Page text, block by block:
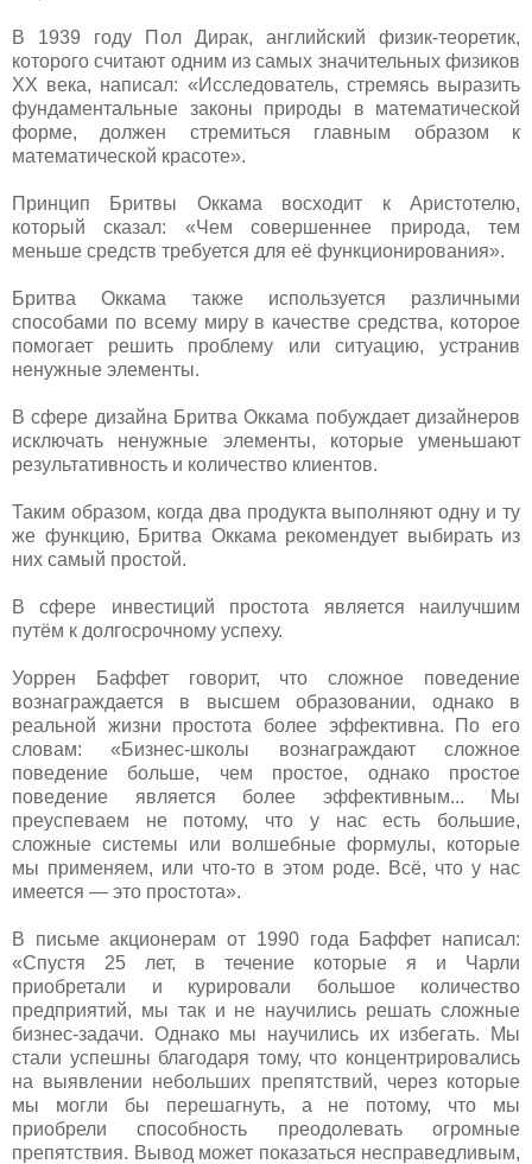
В 1939 году Пол Дирак, английский физик-теоретик,
которого считают одним из самых значительных физиков
ХХ века, написал: «Исследователь, стремясь выразить
фундаментальные законы природы в математической
форме, должен стремиться главным образом к
математической красоте».
Принцип Бритвы Оккама восходит к Аристотелю,
который сказал: «Чем совершеннее природа, тем
меньше средств требуется для её функционирования».
Бритва Оккама также используется различными
способами по всему миру в качестве средства, которое
помогает решить проблему или ситуацию, устранив
ненужные элементы.
В сфере дизайна Бритва Оккама побуждает дизайнеров
исключать ненужные элементы, которые уменьшают
результативность и количество клиентов.
Таким образом, когда два продукта выполняют одну и ту
же функцию, Бритва Оккама рекомендует выбирать из
них самый простой.
В сфере инвестиций простота является наилучшим
путём к долгосрочному успеху.
Уоррен Баффет говорит, что сложное поведение
вознаграждается в высшем образовании, однако в
реальной жизни простота более эффективна. По его
словам: «Бизнес-школы вознаграждают сложное
поведение больше, чем простое, однако простое
поведение является более эффективным... Мы
преуспеваем не потому, что у нас есть большие,
сложные системы или волшебные формулы, которые
мы применяем, или что-то в этом роде. Всё, что у нас
имеется — это простота».
В письме акционерам от 1990 года Баффет написал:
«Спустя 25 лет, в течение которые я и Чарли
приобретали и курировали большое количество
предприятий, мы так и не научились решать сложные
бизнес-задачи. Однако мы научились их избегать. Мы
стали успешны благодаря тому, что концентрировались
на выявлении небольших препятствий, через которые
мы могли бы перешагнуть, а не потому, что мы
приобрели способность преодолевать огромные
препятствия. Вывод может показаться несправедливым,